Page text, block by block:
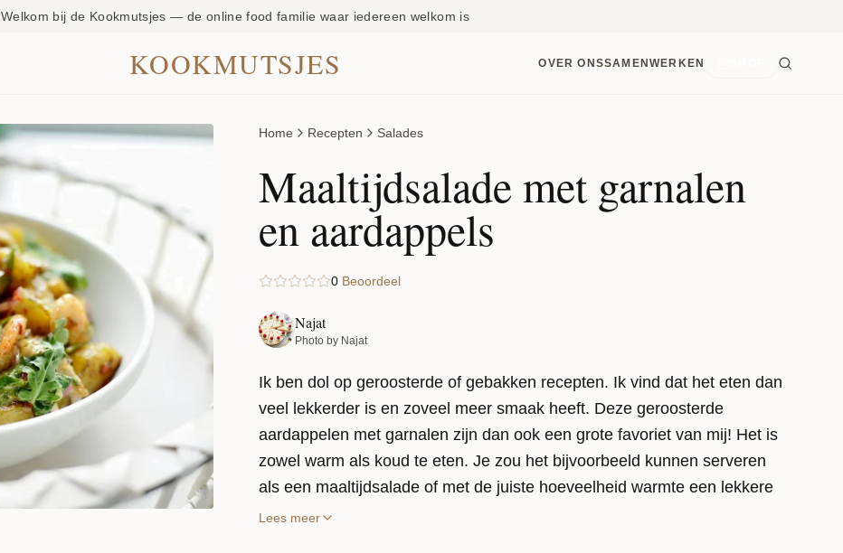
Welkom bij de Kookmutsjes — de online food familie waar iedereen welkom is
KOOKMUTSJES OVER ONSSAMENWERKEN
Home Recepten Salades
Maaltijdsalade met garnalen
en aardappels
0 Beoordeel
Najat
Photo by Najat
Ik ben dol op geroosterde of gebakken recepten. Ik vind dat het eten dan
veel lekkerder is en zoveel meer smaak heeft. Deze geroosterde
aardappelen met garnalen zijn dan ook een grote favoriet van mij! Het is
zowel warm als koud te eten. Je zou het bijvoorbeeld kunnen serveren
als een maaltijdsalade of met de juiste hoeveelheid warmte een lekkere
avondmaaltijd! Het recept is eenvoudig en simpel te maken en kan
Lees meer